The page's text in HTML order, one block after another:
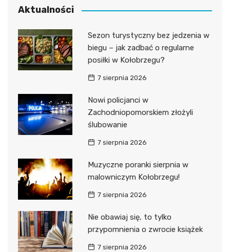
Aktualności
Sezon turystyczny bez jedzenia w
biegu – jak zadbać o regularne
posiłki w Kołobrzegu?
7 sierpnia 2026
Nowi policjanci w
Zachodniopomorskiem złożyli
ślubowanie
7 sierpnia 2026
Muzyczne poranki sierpnia w
malowniczym Kołobrzegu!
7 sierpnia 2026
Nie obawiaj się, to tylko
przypomnienia o zwrocie książek
7 sierpnia 2026